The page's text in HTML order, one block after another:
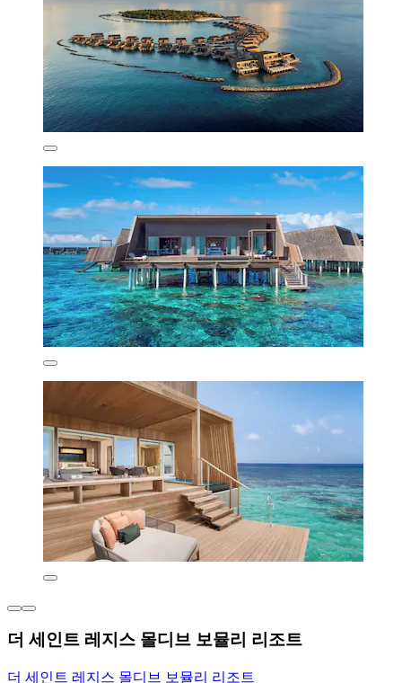
더 세인트 레지스 몰디브 보뮬리 리조트
더 세인트 레지스 몰디브 보뮬리 리조트